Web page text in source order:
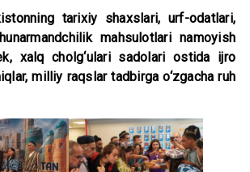
tarixiy shaxslari, urf-odatlari,
mahsulotlari namoyish
xalq cholg‘ulari sadolari ostida ijro
milliy raqslar tadbirga o‘zgacha ruh